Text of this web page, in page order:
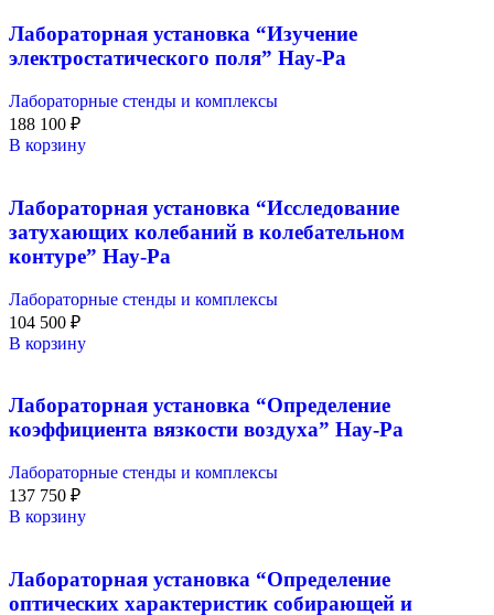
Лабораторная установка “Изучение
электростатического поля” Нау-Ра
Лабораторные стенды и комплексы
188 100 ₽
В корзину
Лабораторная установка “Исследование
затухающих колебаний в колебательном
контуре” Нау-Ра
Лабораторные стенды и комплексы
104 500 ₽
В корзину
Лабораторная установка “Определение
коэффициента вязкости воздуха” Нау-Ра
Лабораторные стенды и комплексы
137 750 ₽
В корзину
Лабораторная установка “Определение
оптических характеристик собирающей и